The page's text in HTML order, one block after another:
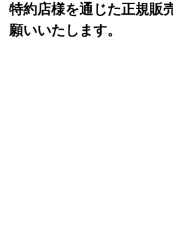
特約店様を通じた正規販
願いいたします。